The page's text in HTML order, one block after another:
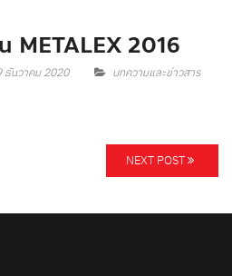
METALEX 2016
ธันวาคม 2020 บทความและข่าวสาร
NEXT POST